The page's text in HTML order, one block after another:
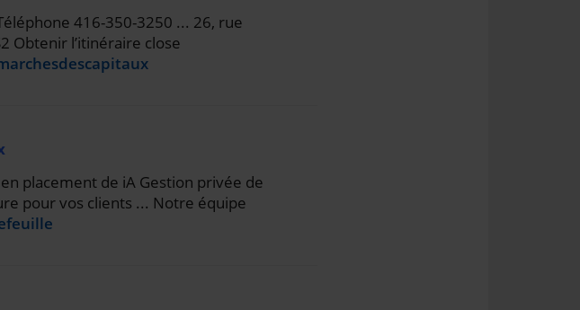
416-350-3250 ... 26, rue
Obtenir l’itinéraire close
placement de iA Gestion privée de
pour vos clients ... Notre équipe